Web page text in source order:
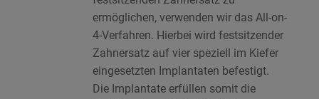
ermöglichen, verwenden wir das All-on-
4-Verfahren. Hierbei wird festsitzender
Zahnersatz auf vier speziell im Kiefer
eingesetzten Implantaten befestigt.
Die Implantate erfüllen somit die